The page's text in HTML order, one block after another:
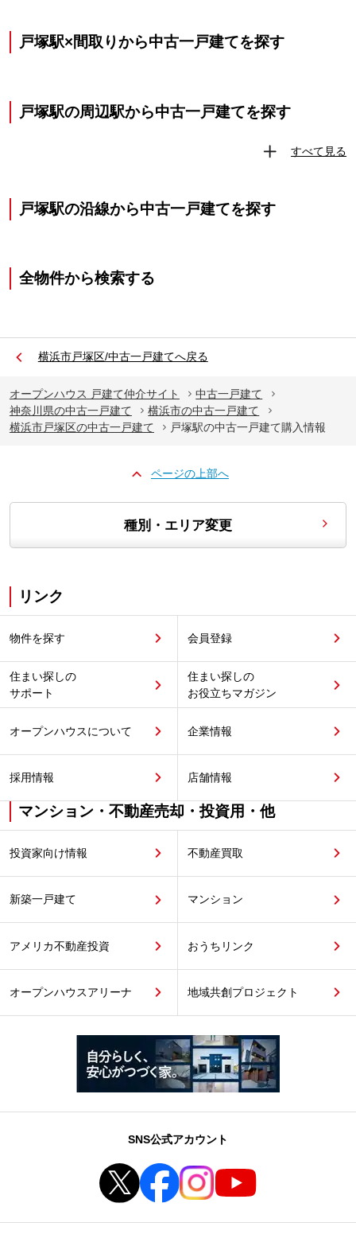
戸塚駅×間取りから中古一戸建てを探す
戸塚駅の周辺駅から中古一戸建てを探す
すべて見る
戸塚駅の沿線から中古一戸建てを探す
全物件から検索する
横浜市戸塚区/中古一戸建てへ戻る
オープンハウス 戸建て仲介サイト
中古一戸建て
神奈川県の中古一戸建て
横浜市の中古一戸建て
横浜市戸塚区の中古一戸建て
戸塚駅の中古一戸建て購入情報
ページの上部へ
種別・エリア変更
リンク
物件を探す 会員登録
住まい探しの
サポート
住まい探しの
お役立ちマガジン
オープンハウスについて 企業情報
採用情報 店舗情報
マンション・不動産売却・投資用・他
投資家向け情報 不動産買取
新築一戸建て マンション
アメリカ不動産投資 おうちリンク
オープンハウスアリーナ 地域共創プロジェクト
SNS公式アカウント